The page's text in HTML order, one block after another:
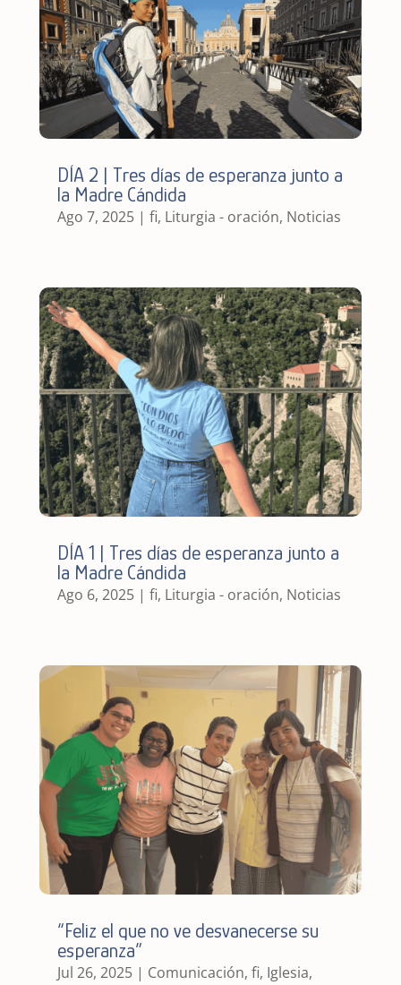
DÍA 2 | Tres días de esperanza junto a
la Madre Cándida
Ago 7, 2025| fi, Liturgia - oración, Noticias
DÍA 1 | Tres días de esperanza junto a
la Madre Cándida
Ago 6, 2025| fi, Liturgia - oración, Noticias
“Feliz el que no ve desvanecerse su
esperanza”
Jul 26, 2025| Comunicación, fi, Iglesia,